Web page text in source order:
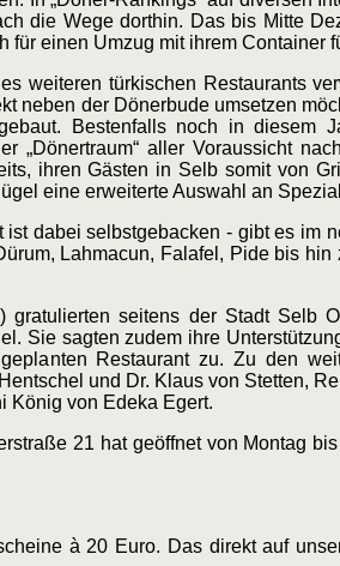
die Wege dorthin. Das bis Mitte
einen Umzug mit ihrem Container
weiteren türkischen Restaurants
neben der Dönerbude umsetzen
Bestenfalls noch in diesem
aller Voraussicht
ihren Gästen in Selb somit von
eine erweiterte Auswahl an
dabei selbstgebacken - gibt es im
Lahmacun, Falafel, Pide bis
) gratulierten seitens der Stadt Selb
Sie sagten zudem ihre
Restaurant zu. Zu den
und Dr. Klaus von Stetten,
König von Edeka Egert.
21 hat geöffnet von Montag
à 20 Euro. Das direkt auf